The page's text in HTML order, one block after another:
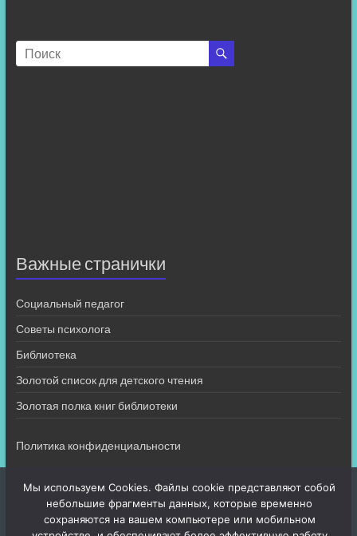
Важные странички
Социальный педагог
Советы психолога
Библиотека
Золотой список для детского чтения
Золотая полка книг библиотеки
Политика конфиденциальности
Мы используем Cookies. Файлы cookie представляют собой
небольшие фрагменты данных, которые временно
сохраняются на вашем компьютере или мобильном